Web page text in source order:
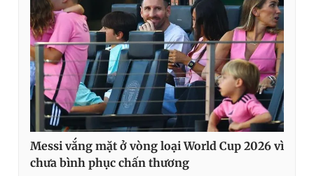
Messi vắng mặt ở vòng loại World Cup 2026 vì
chưa bình phục chấn thương